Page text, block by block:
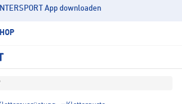
INTERSPORT App downloaden